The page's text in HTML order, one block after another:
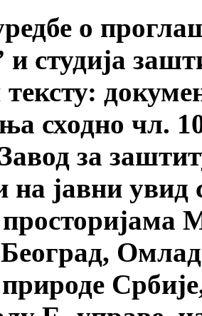
о
и студија
сходно чл.
за
на јавни увид